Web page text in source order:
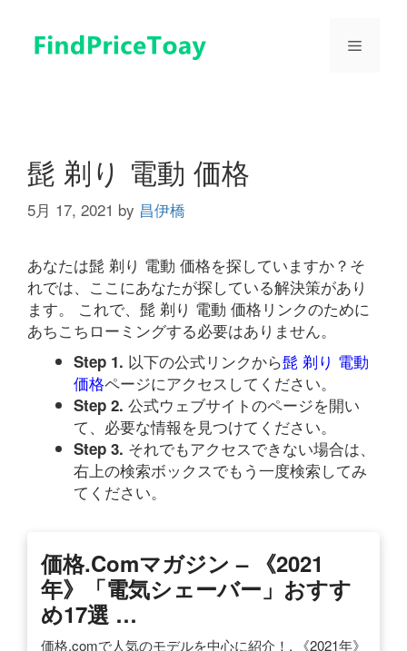
メ
髭 剃り 電動 価格
5月 17, 2021 by 昌伊橋
あなたは髭 剃り 電動 価格を探していますか？そ
れでは、ここにあなたが探している解決策があり
ます。 これで、髭 剃り 電動 価格リンクのために
あちこちローミングする必要はありません。
Step 1. 以下の公式リンクから髭 剃り 電動
価格ページにアクセスしてください。
Step 2. 公式ウェブサイトのページを開い
て、必要な情報を見つけてください。
Step 3. それでもアクセスできない場合は、
右上の検索ボックスでもう一度検索してみ
てください。
価格.comマガジン – 《2021
年》「電気シェーバー」おすす
め17選 …
価格.comで人気のモデルを中心に紹介！. 《2021年》